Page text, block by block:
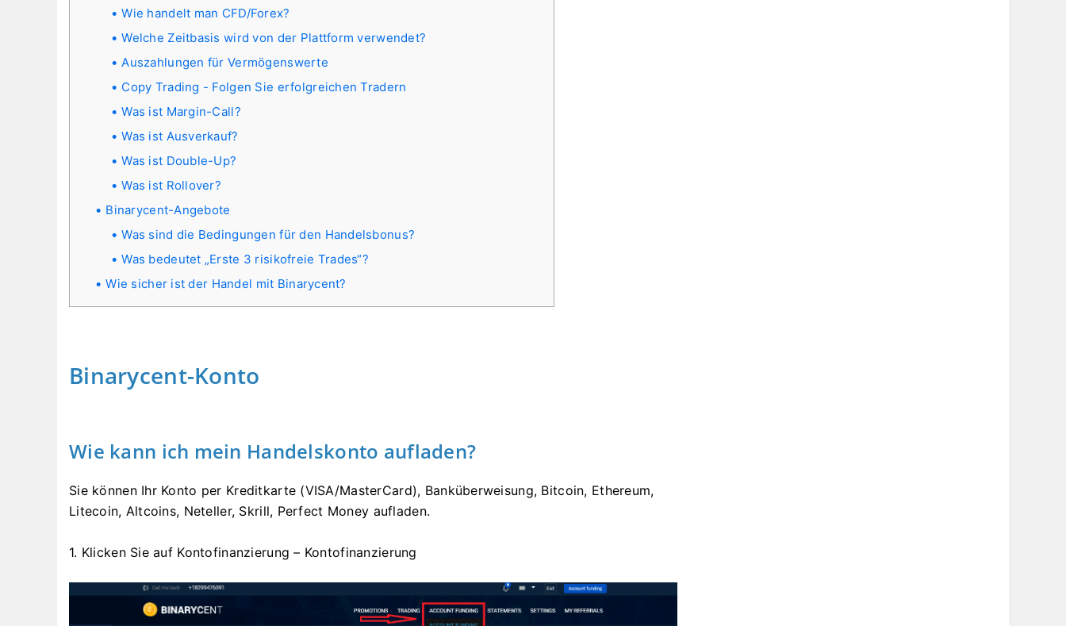
Wie handelt man CFD/Forex?
Welche Zeitbasis wird von der Plattform verwendet?
Auszahlungen für Vermögenswerte
Copy Trading - Folgen Sie erfolgreichen Tradern
Was ist Margin-Call?
Was ist Ausverkauf?
Was ist Double-Up?
Was ist Rollover?
Binarycent-Angebote
Was sind die Bedingungen für den Handelsbonus?
Was bedeutet „Erste 3 risikofreie Trades“?
Wie sicher ist der Handel mit Binarycent?
Binarycent-Konto
Wie kann ich mein Handelskonto aufladen?
Sie können Ihr Konto per Kreditkarte (VISA/MasterCard), Banküberweisung, Bitcoin, Ethereum,
Litecoin, Altcoins, Neteller, Skrill, Perfect Money aufladen.
1. Klicken Sie auf Kontofinanzierung – Kontofinanzierung